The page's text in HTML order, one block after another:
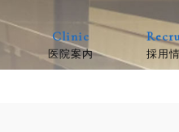
Clinic
医院案内 採用